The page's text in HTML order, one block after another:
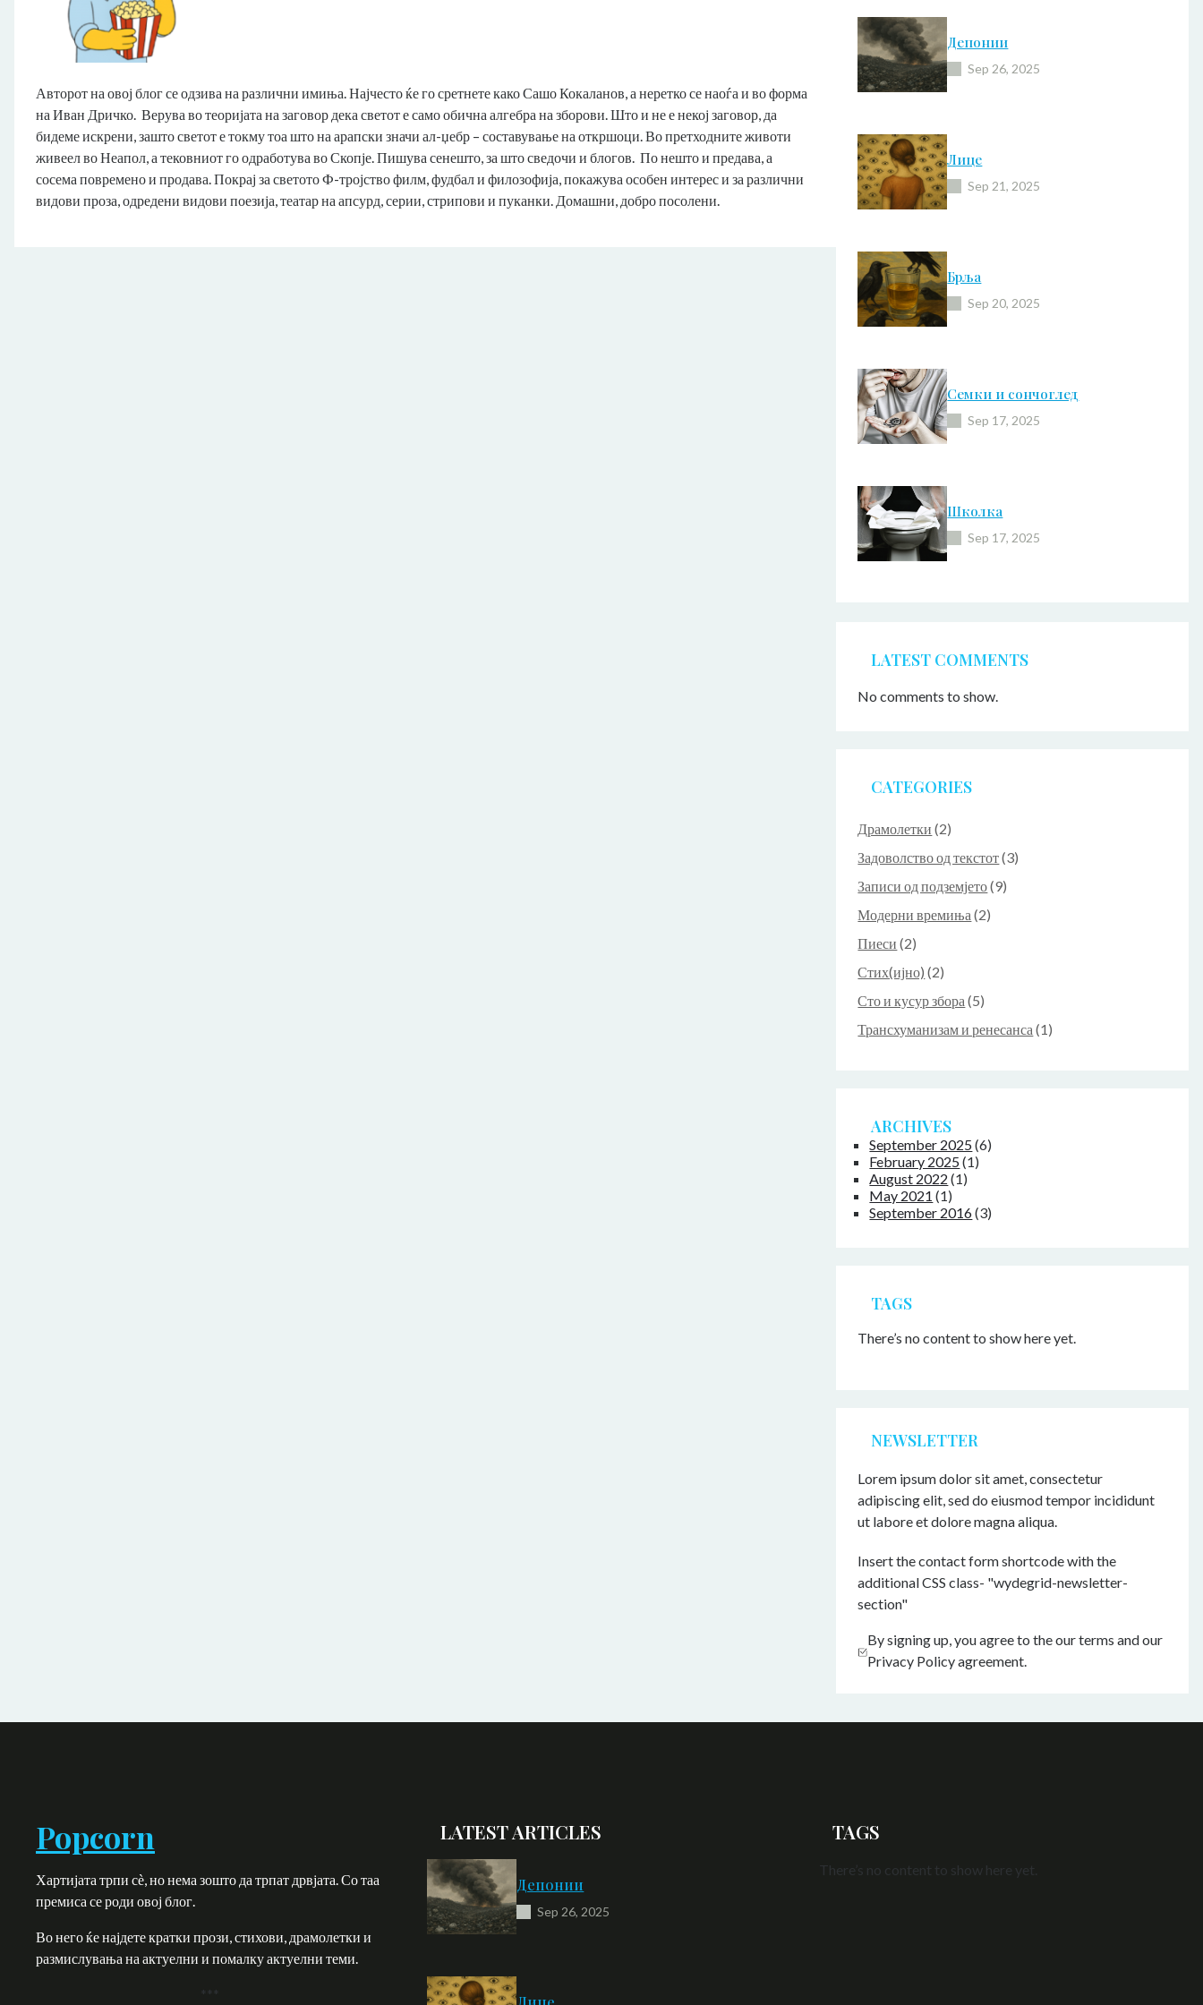
Авторот на овој блог се одзива на различни имиња. Најчесто ќе го сретнете како Сашо Кокаланов, а неретко се наоѓа и во форма
на Иван Дричко. Верува во теоријата на заговор дека светот е само обична алгебра на зборови. Што и не е некој заговор, да
бидеме искрени, зашто светот е токму тоа што на арапски значи ал-џебр – составување на откршоци. Во претходните животи
живеел во Неапол, а тековниот го одработува во Скопје. Пишува сенешто, за што сведочи и блогов. По нешто и предава, а
сосема повремено и продава. Покрај за светото Ф-тројство филм, фудбал и филозофија, покажува особен интерес и за различни
видови проза, одредени видови поезија, театар на апсурд, серии, стрипови и пуканки. Домашни, добро посолени.
Депонии
Sep 26, 2025
Лице
Sep 21, 2025
Брља
Sep 20, 2025
Семки и сончоглед
Sep 17, 2025
Школка
Sep 17, 2025
LATEST COMMENTS
No comments to show.
CATEGORIES
Драмолетки (2)
Задоволство од текстот(3)
Записи од подземјето(9)
Модерни времиња (2)
Пиеси (2)
Стих(ијно) (2)
Сто и кусур збора (5)
Трансхуманизам и ренесанса (1)
ARCHIVES
September 2025(6)
February 2025(1)
August 2022 (1)
May 2021 (1)
September 2016(3)
TAGS
There’s no content to show here yet.
NEWSLETTER
Lorem ipsum dolor sit amet, consectetur
adipiscing elit, sed do eiusmod tempor incididunt
ut labore et dolore magna aliqua.
Insert the contact form shortcode with the
additional CSS class- "wydegrid-newsletter-
section"
By signing up, you agree to the our terms and our
Privacy Policy agreement.
Popcorn
Хартијата трпи сѐ, но нема зошто да трпат дрвјата. Со таа
премиса се роди овој блог.
Во него ќе најдете кратки прози, стихови, драмолетки и
размислувања на актуелни и помалку актуелни теми.
***
LATEST ARTICLES
Депонии
Sep 26, 2025
TAGS
There’s no content to show here yet.